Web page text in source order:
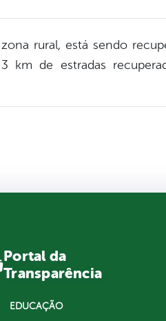
rural, está sendo
km de estradas
Portal da
Transparência
EDUCAÇÃO